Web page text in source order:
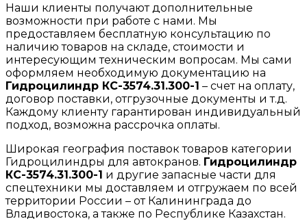
Наши клиенты получают дополнительные
возможности при работе с нами. Мы
предоставляем бесплатную консультацию по
наличию товаров на складе, стоимости и
интересующим техническим вопросам. Мы сами
оформляем необходимую документацию на
Гидроцилиндр КС-3574.31.300-1 – счет на оплату,
договор поставки, отгрузочные документы и т.д.
Каждому клиенту гарантирован индивидуальный
подход, возможна рассрочка оплаты.
Широкая география поставок товаров категории
Гидроцилиндры для автокранов. Гидроцилиндр
КС-3574.31.300-1 и другие запасные части для
спецтехники мы доставляем и отгружаем по всей
территории России – от Калининграда до
Владивостока, а также по Республике Казахстан.